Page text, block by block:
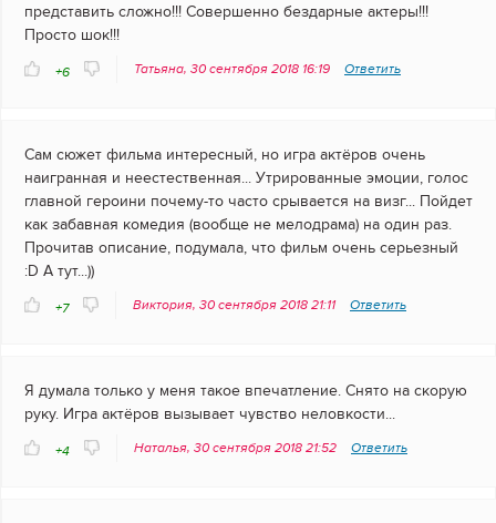
представить сложно!!! Совершенно бездарные актеры!!!
Просто шок!!!
+6 Татьяна, 30 сентября 2018 16:19 Ответить
Сам сюжет фильма интересный, но игра актёров очень
наигранная и неестественная... Утрированные эмоции, голос
главной героини почему-то часто срывается на визг... Пойдет
как забавная комедия (вообще не мелодрама) на один раз.
Прочитав описание, подумала, что фильм очень серьезный
:D А тут...))
+7 Виктория, 30 сентября 2018 21:11 Ответить
Я думала только у меня такое впечатление. Снято на скорую
руку. Игра актёров вызывает чувство неловкости...
+4 Наталья, 30 сентября 2018 21:52 Ответить